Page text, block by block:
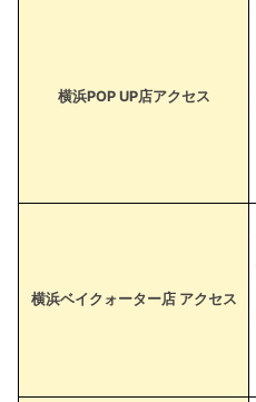
横浜POP UP店アクセス
横浜ベイクォーター店 アクセス